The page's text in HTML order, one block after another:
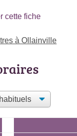
cette fiche
à Ollainville